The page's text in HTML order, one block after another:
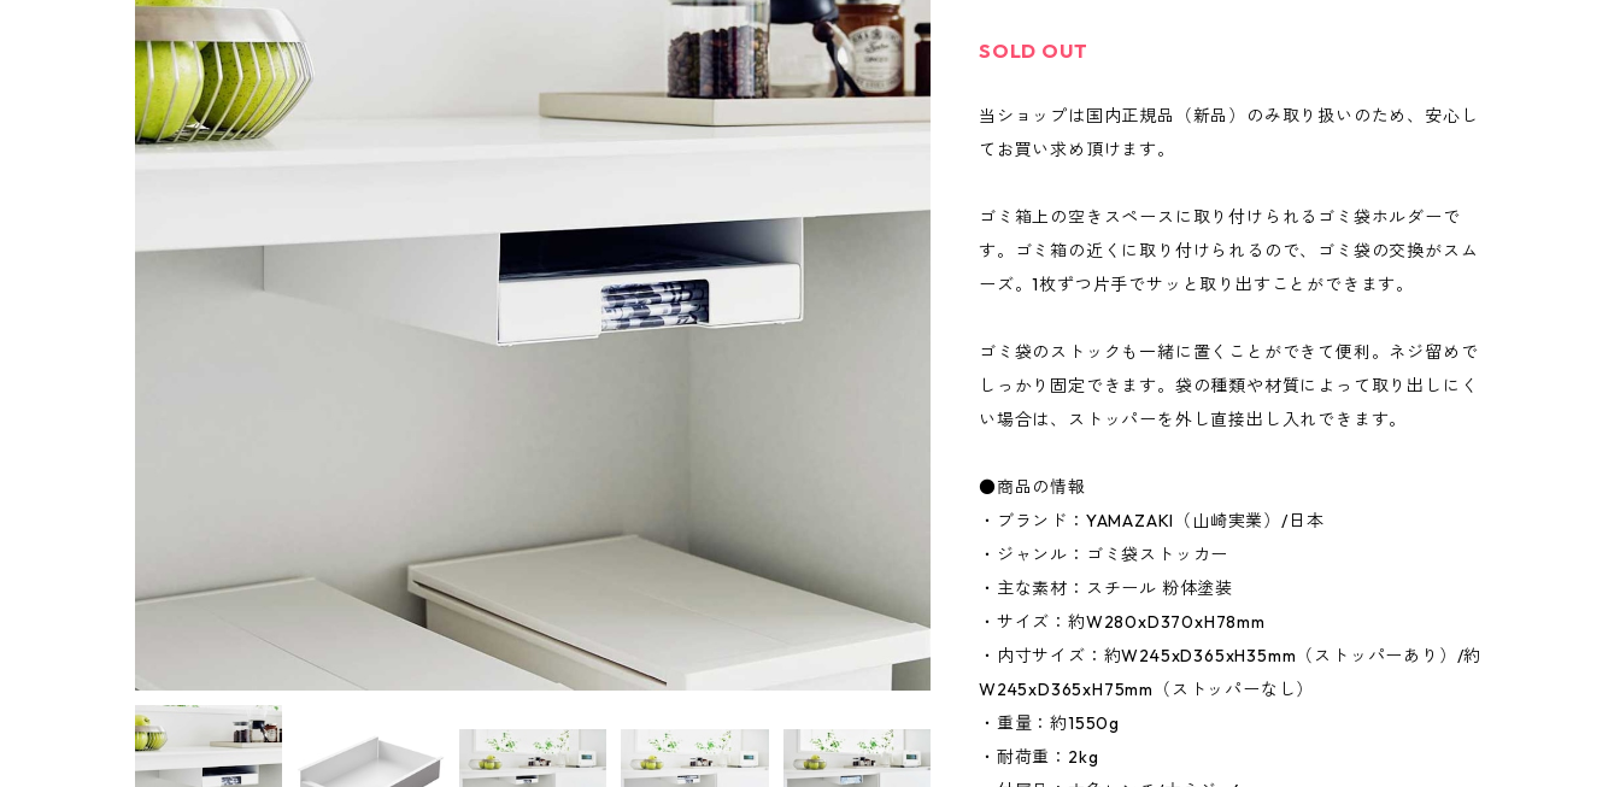
SOLD OUT
当ショップは国内正規品（新品）のみ取り扱いのため、安心し
てお買い求め頂けます。
ゴミ箱上の空きスペースに取り付けられるゴミ袋ホルダーで
す。ゴミ箱の近くに取り付けられるので、ゴミ袋の交換がスム
ーズ。1枚ずつ片手でサッと取り出すことができます。
ゴミ袋のストックも一緒に置くことができて便利。ネジ留めで
しっかり固定できます。袋の種類や材質によって取り出しにく
い場合は、ストッパーを外し直接出し入れできます。
●商品の情報
・ブランド：YAMAZAKI（山崎実業）/日本
・ジャンル：ゴミ袋ストッカー
・主な素材：スチール 粉体塗装
・サイズ：約W280xD370xH78mm
・内寸サイズ：約W245xD365xH35mm（ストッパーあり）/約
W245xD365xH75mm（ストッパーなし）
・重量：約1550g
・耐荷重：2kg